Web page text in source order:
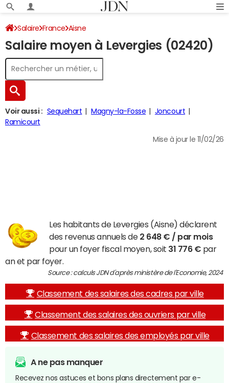
Salaire France Aisne
Salaire moyen à Levergies (02420)
Voir aussi : Sequehart Magny-la-Fosse
Joncourt
Ramicourt
Mise à jour le 11/02/26
Les habitants de Levergies (Aisne) déclarent
des revenus annuels de 2 648 € / par mois
pour un foyer fiscal moyen, soit 31 776 € par
an et par foyer.
Source : calculs JDN d'après ministère de l'Economie, 2024
Classement des salaires des cadres par ville
Classement des salaires des ouvriers par ville
Classement des salaires des employés par ville
A ne pas manquer
Recevez nos astuces et bons plans directement par e-